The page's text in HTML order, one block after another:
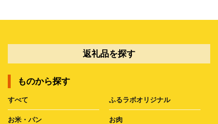
返礼品を探す
ものから探す
すべて ふるラボオリジナル
お米・パン お肉